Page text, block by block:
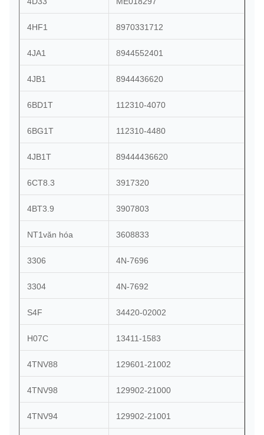
4HF1 8970331712
4JA1 8944552401
4JB1 8944436620
6BD1T 112310-4070
6BG1T 112310-4480
4JB1T 89444436620
6CT8.3 3917320
4BT3.9 3907803
NT1văn hóa 3608833
3306 4N-7696
3304 4N-7692
S4F 34420-02002
H07C 13411-1583
4TNV88 129601-21002
4TNV98 129902-21000
4TNV94 129902-21001